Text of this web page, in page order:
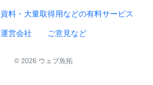
資料・大量取得用などの有料サービス
運営会社 ご意見など
© 2026 ウェブ魚拓